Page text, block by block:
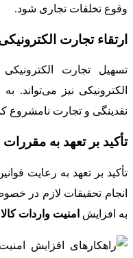
وقوع تخلفات تجاری شود.
ارتقاء تجارت
تسهیل تجارت
الکترونیکی نیز می‌تواند.
نقدینگی و تجارت نامشروع
تأکید بر تعهد به مقررات
تأکید بر تعهد به رعایت
انجام تحقیقات لازم در
به افزایش امنیت واردات کالا